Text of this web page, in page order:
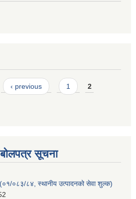
‹ previous 1 2
सूचना
(०१/०८३/८४, स्थानीय उत्पादनको सेवा शुल्क)